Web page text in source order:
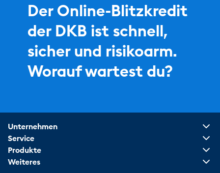
Der Online-Blitzkredit
der DKB ist schnell,
sicher und risikoarm.
Worauf wartest du?
Unternehmen
Service
Produkte
Weiteres